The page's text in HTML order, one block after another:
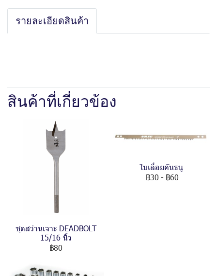
รายละเอียดสินค้า
สินค้าที่เกี่ยวข้อง
ชุดสว่านเจาะ DEADBOLT
15/16 นิ้ว
฿80
ใบเลื่อยคันธนู
฿30 - ฿60